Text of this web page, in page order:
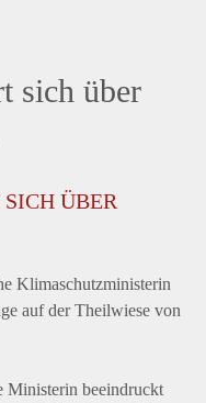
sich über
ÜBER
Klimaschutzministerin
auf der Theilwiese von
Ministerin beeindruckt